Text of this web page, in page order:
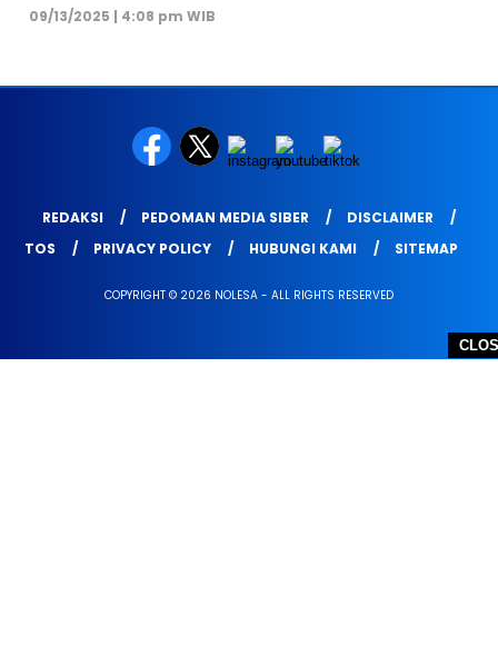
09/13/2025 | 4:08 pm WIB
REDAKSI PEDOMAN MEDIA SIBER
DISCLAIMER
TOS
PRIVACY POLICY HUBUNGI KAMI SITEMAP
COPYRIGHT © 2026 NOLESA - ALL RIGHTS RESERVED